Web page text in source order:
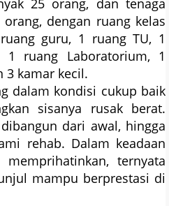
25 orang, dan tenaga
dengan ruang kelas
guru, 1 ruang TU, 1
1 ruang Laboratorium, 1
3 kamar kecil.
dalam kondisi cukup baik
sisanya rusak berat.
dari awal, hingga
rehab. Dalam keadaan
ternyata
mampu berprestasi di